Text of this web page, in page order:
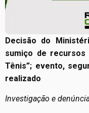
Decisão do
sumiço de recursos
Tênis”; evento,
realizado
Investigação e